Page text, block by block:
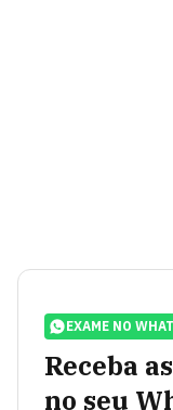
EXAME NO
Receba
no seu